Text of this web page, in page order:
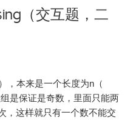
（交互题，二
，本来是一个长度为n（
是保证是奇数，里面只能两
，这样就只有一个数不能交